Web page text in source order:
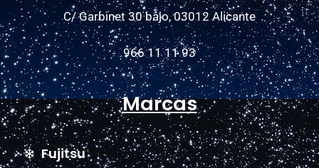
C/ Garbinet 30 bajo, 03012 Alicante
966 11 11 93
Marcas
Fujitsu